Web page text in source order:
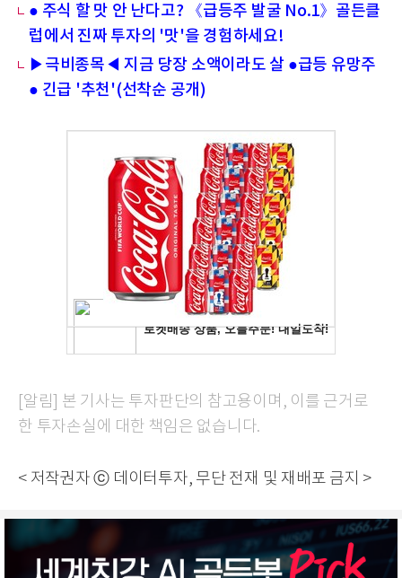
● 주식 할 맛 안 난다고? 《급등주 발굴 No.1》골든클
럽에서 진짜 투자의 '맛'을 경험하세요!
▶극비종목◀ 지금 당장 소액이라도 살 ●급등 유망주
● 긴급 '추천'(선착순 공개)
[알림] 본 기사는 투자판단의 참고용이며, 이를 근거로
한 투자손실에 대한 책임은 없습니다.
< 저작권자 ⓒ 데이터투자, 무단 전재 및 재배포 금지 >